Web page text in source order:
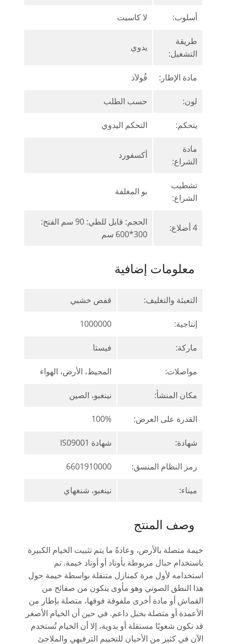
أسلوب: لا كاسيت
طريقة
التشغيل:
يدوي
مادة الإطار: فُولاَذ
لون: حسب الطلب
يتحكم: التحكم اليدوي
مادة
الشراع:
أكسفورد
تشطيب
الشراع:
بو المغلفة
4 أضلاع:
الحجم: قابل للطي: 90 سم الفتح:
300*600 سم
معلومات إضافية
التعبئة والتغليف: قفص خشبي
إنتاجية: 1000000
ماركة: فيستا
مواصلات: المحيط، الأرض، الهواء
مكان المنشأ: نينغبو، الصين
القدرة على العرض: 100%
شهادة: شهادة IS09001
رمز النظام المنسق: 6601910000
ميناء: نينغبو، شنغهاي
وصف المنتج
خيمة متصلة بالأرض، وعادةً ما يتم تثبيت الخيام الكبيرة
باستخدام حبال مربوطة بأوتاد أو أوتاد خيمة. تم
استخدامه لأول مرة كمنازل متنقلة بواسطة خيمة حول
هذا النطق الصوتي وهو مأوى يتكون من صفائح من
القماش أو مادة أخرى ملفوفة فوقها، متصلة بإطار من
الأعمدة أو متصلة بحبل داعم. في حين أن الخيام الأصغر
قد تكون شعوبًا مستقلة أو بدوية، إلا أن الخيام تُستخدم
الآن في كثير من الأحيان للتخييم الترفيهي والملاجئ